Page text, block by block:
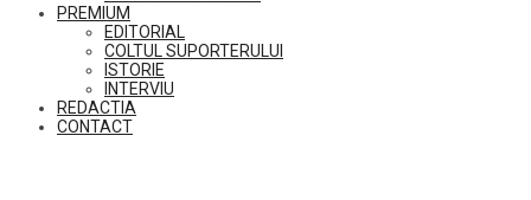
PREMIUM
EDITORIAL
COLTUL SUPORTERULUI
ISTORIE
INTERVIU
REDACTIA
CONTACT